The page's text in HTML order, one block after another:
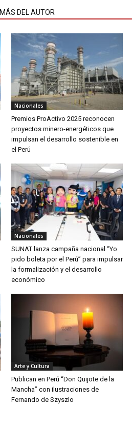
MÁS DEL AUTOR
Nacionales
Premios ProActivo 2025 reconocen
proyectos minero-energéticos que
impulsan el desarrollo sostenible en
el Perú
Nacionales
SUNAT lanza campaña nacional “Yo
pido boleta por el Perú” para impulsar
la formalización y el desarrollo
económico
Arte y Cultura
Publican en Perú “Don Quijote de la
Mancha” con ilustraciones de
Fernando de Szyszlo